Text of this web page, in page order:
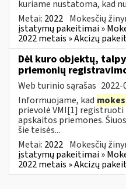
kuriame nustatoma, kad
Metai: 2022 Mokesčių
įstatymų pakeitimai »
2022 metais » Akcizų
Dėl kuro objektų,
priemonių
Web turinio sąrašas 2022-
Informuojame, kad
prievolė VMI[1]
apskaitos priemones.
šie teisės...
Metai: 2022 Mokesčių
įstatymų pakeitimai »
2022 metais » Akcizų